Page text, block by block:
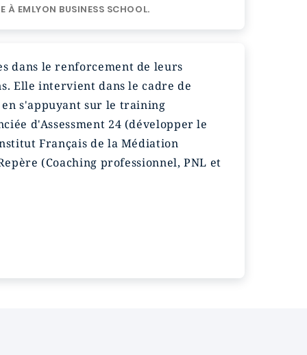
À EMLYON BUSINESS SCHOOL.
dans le renforcement de leurs
Elle intervient dans le cadre de
s'appuyant sur le training
d'Assessment 24 (développer le
Français de la Médiation
(Coaching professionnel, PNL et